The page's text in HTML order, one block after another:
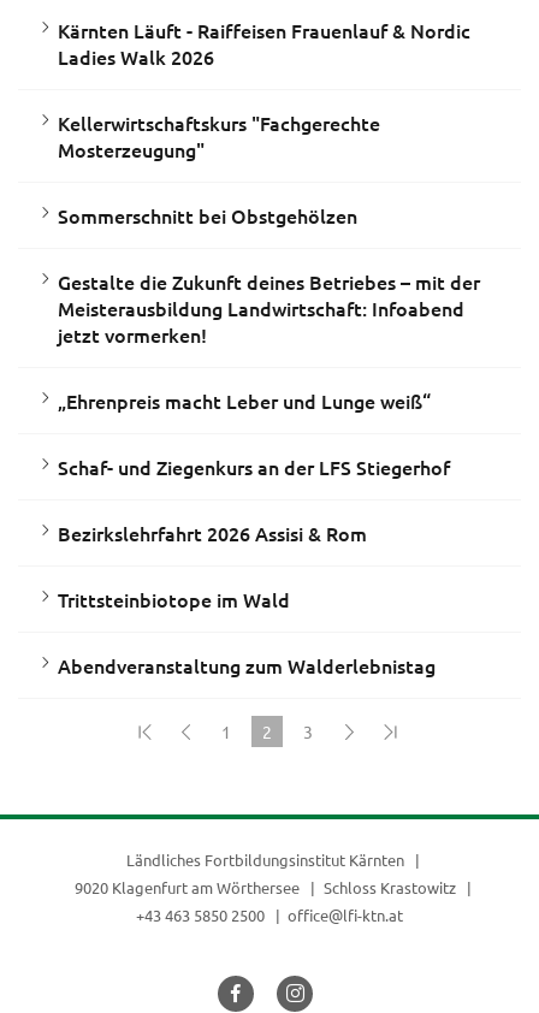
Kärnten Läuft - Raiffeisen Frauenlauf & Nordic
Ladies Walk 2026
Kellerwirtschaftskurs "Fachgerechte
Mosterzeugung"
Sommerschnitt bei Obstgehölzen
Gestalte die Zukunft deines Betriebes – mit der
Meisterausbildung Landwirtschaft: Infoabend
jetzt vormerken!
„Ehrenpreis macht Leber und Lunge weiß“
Schaf- und Ziegenkurs an der LFS Stiegerhof
Bezirkslehrfahrt 2026 Assisi & Rom
Trittsteinbiotope im Wald
Abendveranstaltung zum Walderlebnistag
1
2
3
Ländliches Fortbildungsinstitut Kärnten
9020 Klagenfurt am Wörthersee
Schloss Krastowitz
+43 463 5850 2500
office@lfi-ktn.at